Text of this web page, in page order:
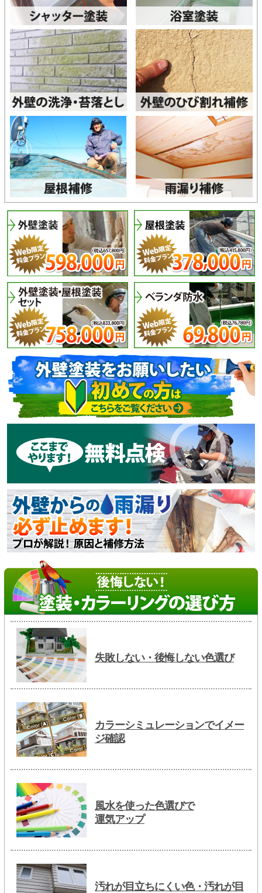
失敗しない・後悔しない色選び
カラーシミュレーションでイメー
ジ確認
風水を使った色選びで
運気アップ
汚れが目立ちにくい色・汚れが目